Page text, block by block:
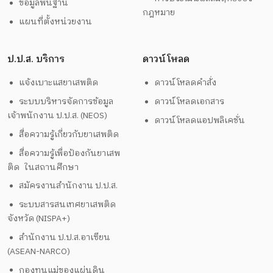
ข้อมูลพื้นฐาน
แผนที่ตั้งหน่วยงาน
กฎหมาย
ป.ป.ส. บริการ
แจ้งเบาะแสยาเสพติด
ระบบบริหารจัดการข้อมูล
เจ้าพนักงาน ป.ป.ส. (NEOS)
สื่อความรู้เกี่ยวกับยาเสพติด
สื่อความรู้เพื่อป้องกันยาเสพ
ติด ในสถานศึกษา
สมัครงานสำนักงาน ป.ป.ส.
ระบบสารสนเทศยาเสพติด
จังหวัด (NISPA+)
สำนักงาน ป.ป.ส.อาเซียน
(ASEAN-NARCO)
กองทุนแม่ของแผ่นดิน
ดาวน์โหลด
ดาวน์โหลดคำสั่ง
ดาวน์โหลดเอกสาร
ดาวน์โหลดแอปพลิเคชั่น